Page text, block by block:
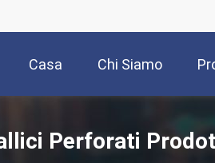
Casa Chi Siamo
Perforati